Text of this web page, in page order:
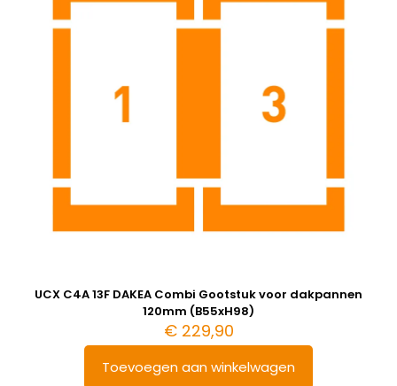
UCX C4A 13F DAKEA Combi Gootstuk voor dakpannen
120mm (B55xH98)
€229,90
Toevoegen aan winkelwagen